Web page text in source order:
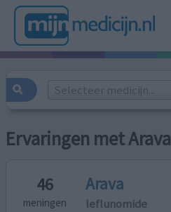
Selecteer medicijn...
Ervaringen met Arava
46
meningen
Arava
leflunomide